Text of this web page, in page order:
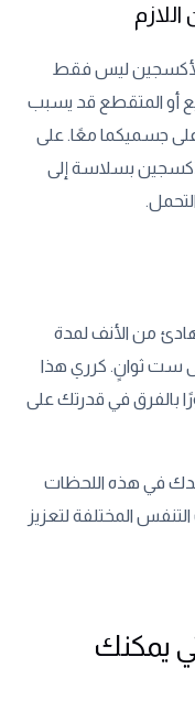
الأكسجين ليس فقط
أو المتقطع قد يسبب
جسميكما معًا. على
بسلاسة إلى
من الأنف لمدة
ست ثوانٍ. كرري هذا
بالفرق في قدرتك على
في هذه اللحظات
المختلفة لتعزيز
يمكنك